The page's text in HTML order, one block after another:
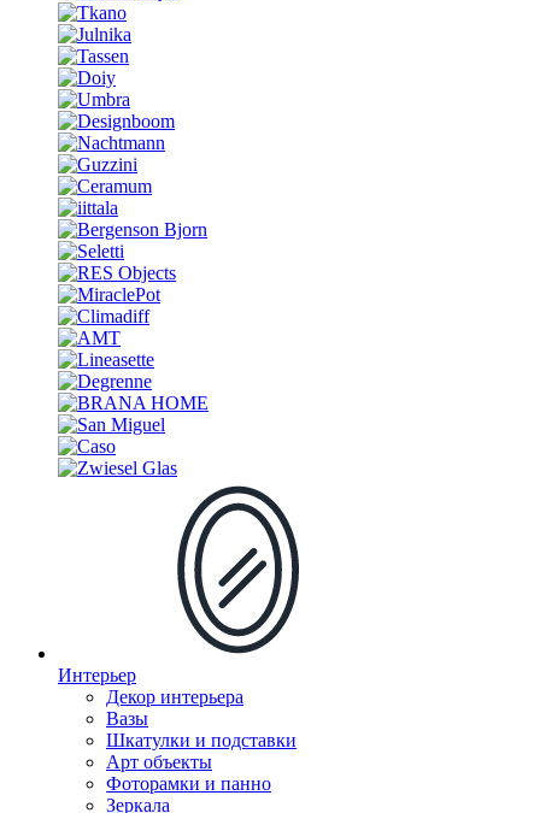
Интерьер
Декор интерьера
Вазы
Шкатулки и подставки
Арт объекты
Фоторамки и панно
Зеркала